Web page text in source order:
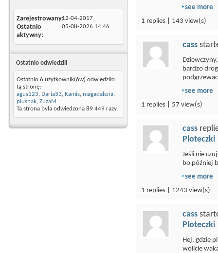
Zarejestrowany12-04-2017
Ostatnio
aktywny
05-08-2026 14:46
Ostatnio odwiedzili
Ostatnio 6 użytkownik(ów) odwiedziło
tą stronę:
agus123, Daria33, Kamis, magadalena,
plushak, ZuzaM
Ta strona była odwiedzona 89 449 razy.
see more
1 replies | 143 view(s)
cass
bardzo
see more
1 replies | 57 view(s)
cass
Ploteczki
Jeśli nie
bo później
see more
1 replies | 1243 view(s)
cass
Ploteczki
Hej, gdzie
wolicie